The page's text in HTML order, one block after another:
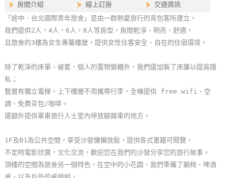
網
紅
帶
玩
玩
樂
圖
顧
客
⋟ 房間介紹 ⋟線上訂房 ⋟ 交通資訊
「途中．台北國際青年旅舍」是由一群熱愛旅行的背包客所建立，
我們提供2人，4人，6人，8人等房型，房間乾淨、明亮、舒適，
且旅舍的3樓為女生專屬樓層，提供女性住客安全、自在的住宿環境。
除了乾淨的床單、被套、個人的置物鎖櫃外，我們還加裝了床簾以提高隱
私；
整層有獨立電梯，上下樓層不用攜帶行李，全棟提供 free wifi、空
調、免費茶包/咖啡。
還額外提供單車旅行人士室內停放腳踏車的地方。
1F及B1為公共空間，享受沙發慵懶放鬆，提供各式書籍可閱覽，
不定時電影欣賞，文化交流，歡迎您在我們的沙發分享您的旅行故事。
頂樓的空間為旅舍另一個特色，在空中的小花園，我們準備了躺椅、啤酒